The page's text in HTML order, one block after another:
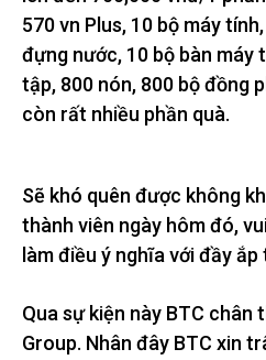
570 vn Plus, 10 bộ máy
đựng nước, 10 bộ bàn máy
tập, 800 nón, 800 bộ đồng
còn rất nhiều phần quà.
Sẽ khó quên được không
thành viên ngày hôm đó,
làm điều ý nghĩa với đầy
Qua sự kiện này BTC chân
Group. Nhân đây BTC xin